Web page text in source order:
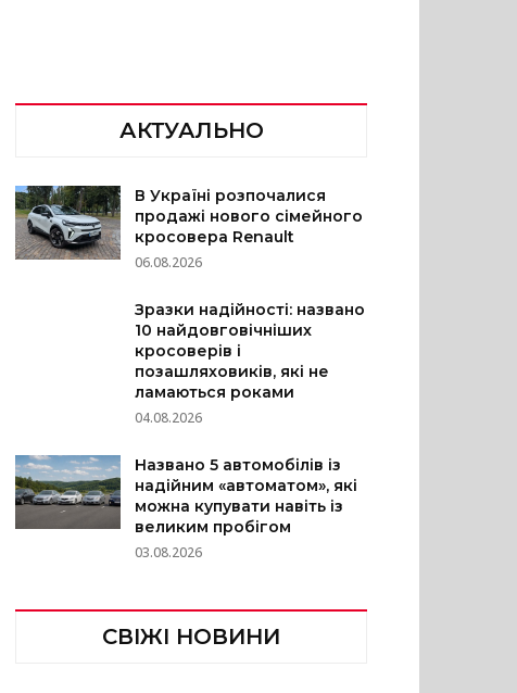
АКТУАЛЬНО
В Україні розпочалися
продажі нового сімейного
кросовера Renault
06.08.2026
Зразки надійності: названо
10 найдовговічніших
кросоверів і
позашляховиків, які не
ламаються роками
04.08.2026
Названо 5 автомобілів із
надійним «автоматом», які
можна купувати навіть із
великим пробігом
03.08.2026
СВІЖІ НОВИНИ